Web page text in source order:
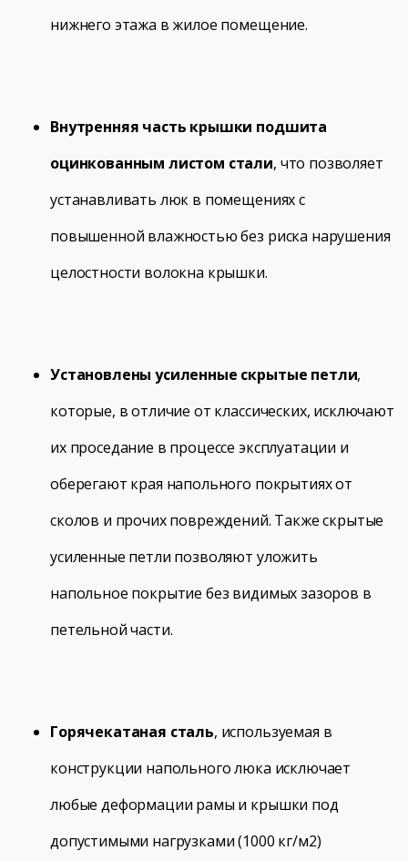
нижнего этажа в жилое помещение.
Внутренняя часть крышки подшита
оцинкованным листом стали, что позволяет
устанавливать люк в помещениях с
повышенной влажностью без риска нарушения
целостности волокна крышки.
Установлены усиленные скрытые петли,
которые, в отличие от классических, исключают
их проседание в процессе эксплуатации и
оберегают края напольного покрытиях от
сколов и прочих повреждений. Также скрытые
усиленные петли позволяют уложить
напольное покрытие без видимых зазоров в
петельной части.
Горячекатаная сталь, используемая в
конструкции напольного люка исключает
любые деформации рамы и крышки под
допустимыми нагрузками (1000 кг/м2)